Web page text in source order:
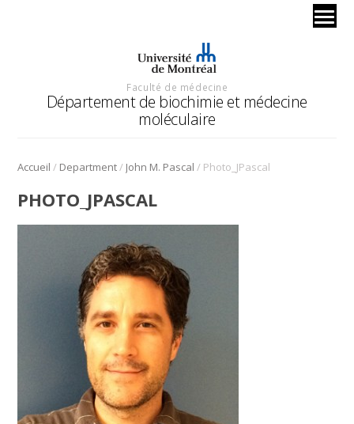
Faculté de médecine
Département de biochimie et médecine
moléculaire
Accueil / Department/ John M. Pascal / Photo_JPascal
PHOTO_JPASCAL